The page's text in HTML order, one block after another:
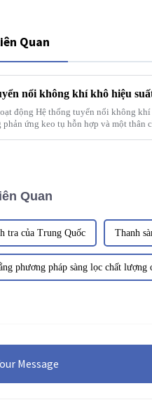
Quan
nổi không khí khô hiệu
động Hệ thống tuyển nổi không khí
phản ứng keo tụ hỗn hợp và một thân
Quan
tra của Trung Quốc Thanh
phương pháp sàng lọc chất lượng
Message